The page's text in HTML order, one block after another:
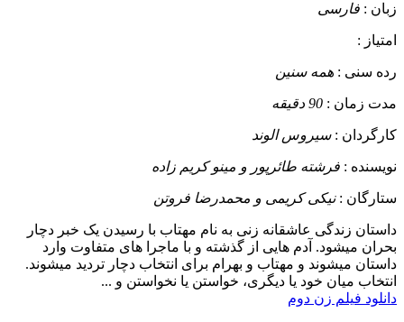
زبان : فارسی
امتیاز :
رده سنی : همه سنین
مدت زمان : 90 دقیقه
کارگردان :سیروس الوند
نویسنده : فرشته طائرپور و مینو کریم زاده
ستارگان :نیکی کریمی و محمدرضا فروتن
داستان زندگی عاشقانه زنی به نام مهتاب با رسیدن یک خبر دچار
بحران میشود. آدم هایی از گذشته و با ماجرا های متفاوت وارد
داستان میشوند و مهتاب و بهرام برای انتخاب دچار تردید میشوند.
انتخاب میان خود یا دیگری، خواستن یا نخواستن و ...
دانلود فیلم زن دوم